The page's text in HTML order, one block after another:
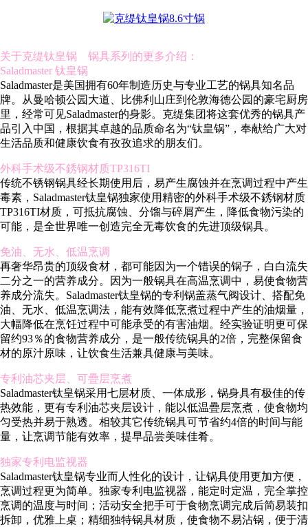
关于克缇钛皇锅 锅具系列的更多介绍：
Saladmaster 钛皇锅
Saladmaster是美国拥有60年制造历史与专业工艺的锅具知名品
牌。从曼哈顿公园大道、比佛利山庄到伦敦海德公园的豪宅厨房
里，经常可见Saladmaster的身影。克缇集团将这套优秀的锅具产
品引入中国，根据其卓越的品质命名为“钛皇锅”，奉献给广大对
生活品质和健康饮食有孜孜追求的朋友们。
外科手术级不銹钢材质TP316TI
传统不锈钢锅具经长期使用后，易产生腐蚀并在烹调过程中产生
毒素，Saladmaster钛皇锅独家使用精密的外科手术级不銹钢材质
TP316TI材质，可抵抗腐蚀、分馏与碎屑产生，降低食物污染的
可能，是全世界唯一创造完全无毒饮食的先进顶级锅具。
免油、无水、低温烹调
再奢华昂贵的顶级食材，都可能因为一个错误的锅子，白白流失
二分之一的营养成分。因为一般锅具在高温烹调中，易使食物营
养成分流失。Saladmaster钛皇锅的专利锅盖蒸气阀设计、搭配免
油、无水、低温烹调法，能有效降低烹煮过程中产生的油烟量，
大幅降低在烹饪过程中可能承受的有害油烟。经实验证明更可保
留约93％的食物营养成分，是一般传统锅具的2倍，完整保留食
材的原汁原味，让饮食生活兼具健康与美味。
专利油芯夹层、可疊层烹煮
Saladmaster钛皇锅采用七层材质、一体成形，锅身具有极佳的传
热效能，更有专利油芯夹层设计，能以低温疊层烹煮，使食物均
匀受热并易于熟透。相较其它传统锅具可节省约4倍的时间与能
量，让烹调节能有效率，提早品尝美味佳肴。
独家专利电监视器
Saladmaster钛皇锅专业而人性化的设计，让锅具使用更加方便，
烹调过程更为简单。独家专利电监视器，能定时定温，完全掌控
烹调的温度与时间；活动安全把手可于食物烹调完成后简易装扣
拆卸，优雅上桌；精细独特锅具材质，使食物不易沾锅，便于清